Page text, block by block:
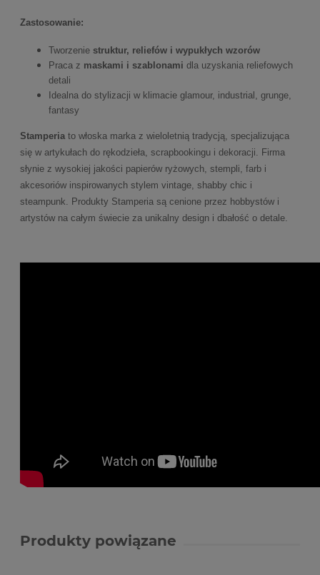
Zastosowanie:
Tworzenie struktur, reliefów i wypukłych wzorów
Praca z maskami i szablonami dla uzyskania reliefowych
detali
Idealna do stylizacji w klimacie glamour, industrial, grunge,
fantasy
Stamperia to włoska marka z wieloletnią tradycją, specjalizująca
się w artykułach do rękodzieła, scrapbookingu i dekoracji. Firma
słynie z wysokiej jakości papierów ryżowych, stempli, farb i
akcesoriów inspirowanych stylem vintage, shabby chic i
steampunk. Produkty Stamperia są cenione przez hobbystów i
artystów na całym świecie za unikalny design i dbałość o detale.
Produkty powiązane